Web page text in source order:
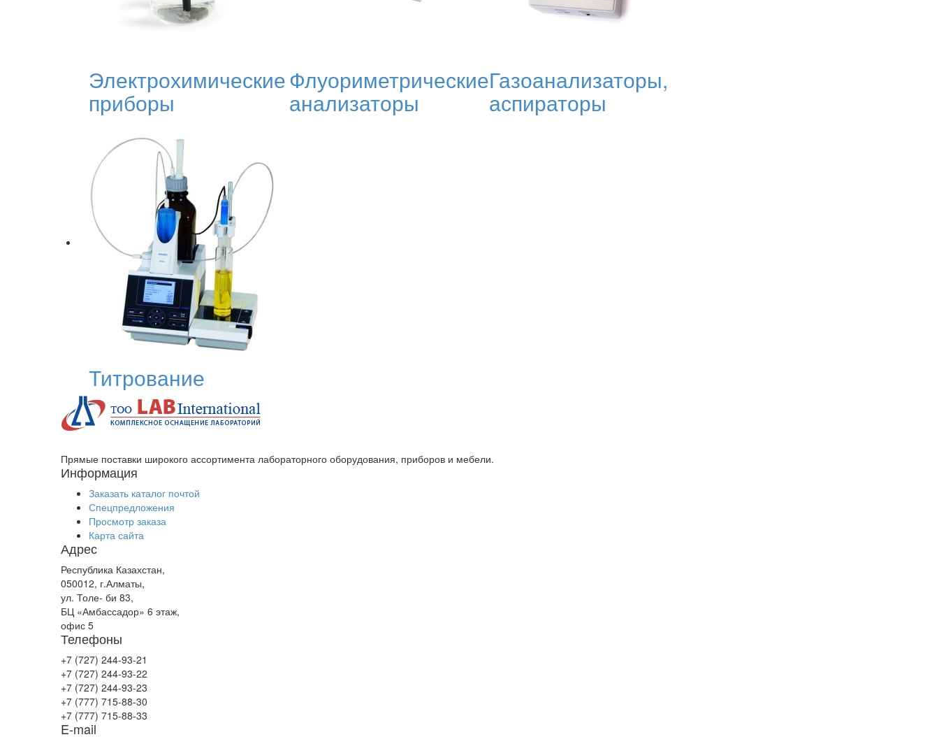
Электрохимические
приборы
Флуориметрические
анализаторы
Газоанализаторы,
аспираторы
Титрование
Прямые поставки широкого ассортимента лабораторного оборудования, приборов и мебели.
Информация
Заказать каталог почтой
Спецпредложения
Просмотр заказа
Карта сайта
Адрес
Республика Казахстан,
050012, г.Алматы,
ул. Толе- би 83,
БЦ «Амбассадор» 6 этаж,
офис 5
Телефоны
+7 (727) 244-93-21
+7 (727) 244-93-22
+7 (727) 244-93-23
+7 (777) 715-88-30
+7 (777) 715-88-33
E-mail